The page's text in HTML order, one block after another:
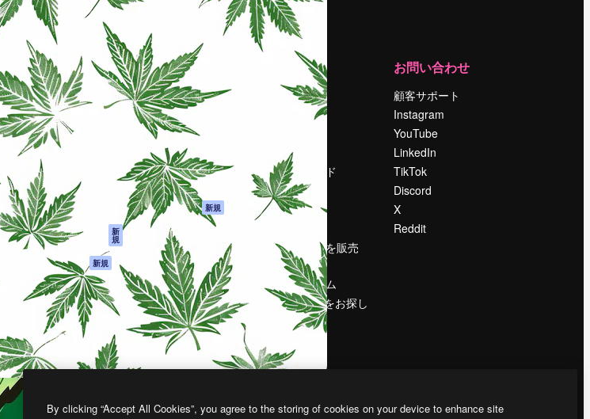
ラ
て
製品
Spaces
AI アシスタント
AI 画像生成ツール
AI 動画生成ツール
AI 音声合成ツール
ストックコンテン
ツ
Claude/ChatGPT
向けMCP
新
規
エージェント 新規
API
モバイルアプリ
すべてのMagnificツ
ール
はじめに
Academy
ドキュメント
サポート
利用規約
プライバシーポリ
シー
オリジナル 新規
クッキーポリシー
トラストセンター
アフィリエイト
法人向け
料金
会社概要
採用情報
検索トレンド
ブログ
イベント
コンテンツを販売
する
プレスルーム
magnific.aiをお探し
ですか？
お問い合わせ
顧客サポート
Instagram
YouTube
LinkedIn
TikTok
Discord
X
Reddit
無断複写・転載を禁じます
By clicking “Accept All Cookies”, you agree to the storing of cookies on your device to enhance site